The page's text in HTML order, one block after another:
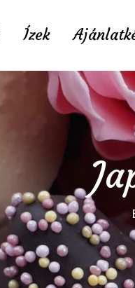
Ízek